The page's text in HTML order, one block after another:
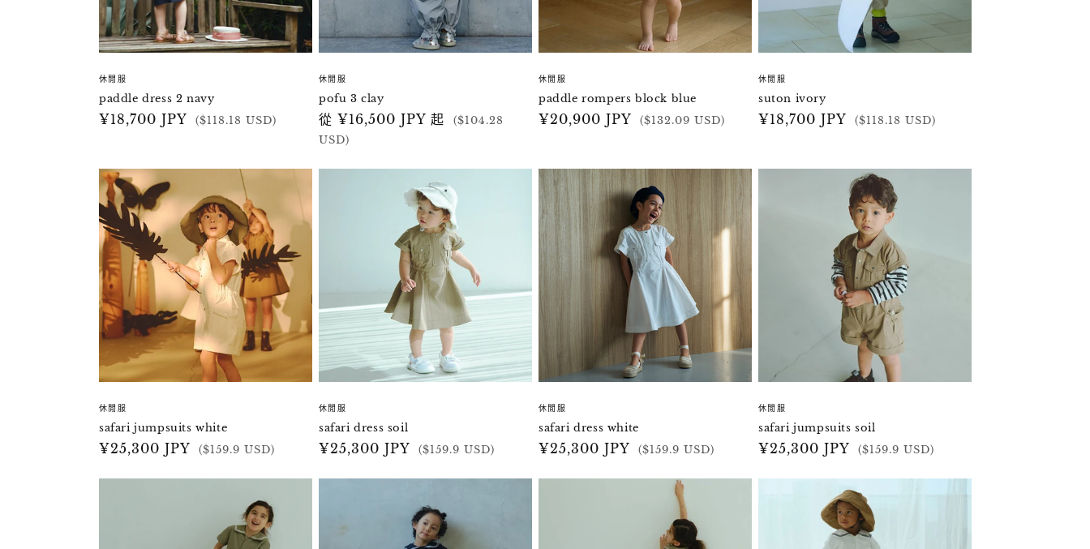
休閒服
paddle dress 2 navy
定
¥18,700 JPY ($118.18 USD)
休閒服
pofu 3 clay
定
價
從 ¥16,500 JPY 起
($104.28
USD)
休閒服
paddle rompers block blue
定
¥20,900 JPY ($132.09 USD)
休閒服
suton ivory
定
¥18,700 JPY ($118.18 USD)
休閒服
safari jumpsuits white
定
¥25,300 JPY ($159.9 USD)
休閒服
safari dress soil
定
¥25,300 JPY ($159.9 USD)
休閒服
safari dress white
定
¥25,300 JPY ($159.9 USD)
休閒服
safari jumpsuits soil
定
¥25,300 JPY ($159.9 USD)